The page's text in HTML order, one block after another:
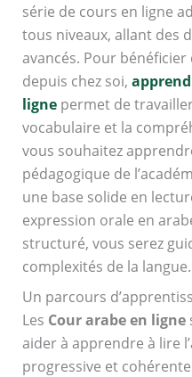
série de cours en ligne
tous niveaux, allant des
avancés. Pour
depuis chez soi,
lignepermet de
vocabulaire et la
vous souhaitez
pédagogique de
une base solide en
expression orale en
structuré, vous serez
complexités de la langue.
Un parcours
Les Cour arabe en ligne
aider à apprendre à lire
progressive et